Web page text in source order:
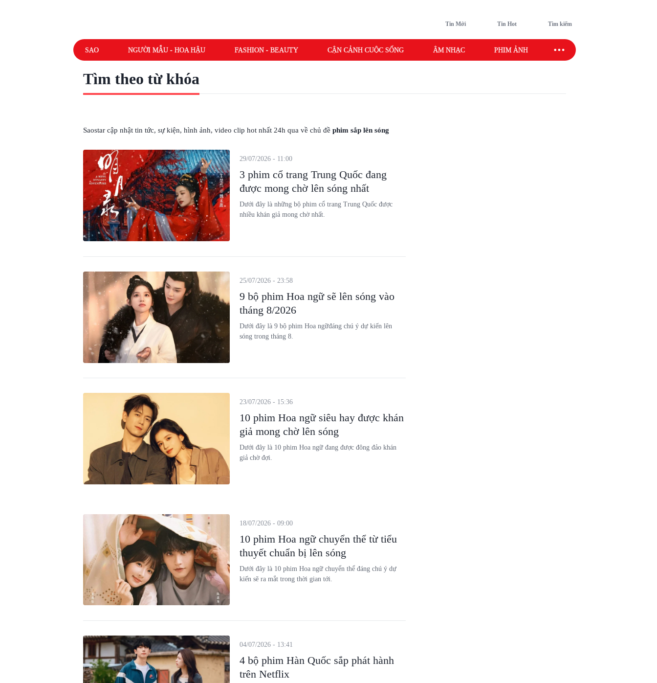
Tin Mới Tin Hot Tìm kiếm
SAO NGƯỜI MẪU - HOA HẬU FASHION - BEAUTY CẬN CẢNH CUỘC SỐNG ÂM NHẠC PHIM ẢNH SAO SPORT
Tìm theo từ khóa
Saostar cập nhật tin tức, sự kiện, hình ảnh, video clip hot nhất 24h qua về chủ đề phim sắp lên sóng
3 phim cổ trang Trung Quốc đang
được mong chờ lên sóng nhất
29/07/2026 - 11:00
Dưới đây là những bộ phim cổ trang Trung Quốc được
nhiều khán giả mong chờ nhất.
9 bộ phim Hoa ngữ sẽ lên sóng vào
tháng 8/2026
25/07/2026 - 23:58
Dưới đây là 9 bộ phim Hoa ngữđáng chú ý dự kiến lên
sóng trong tháng 8.
10 phim Hoa ngữ siêu hay được khán
giả mong chờ lên sóng
23/07/2026 - 15:36
Dưới đây là 10 phim Hoa ngữ đang được đông đảo khán
giả chờ đợi.
10 phim Hoa ngữ chuyển thể từ tiểu
thuyết chuẩn bị lên sóng
18/07/2026 - 09:00
Dưới đây là 10 phim Hoa ngữ chuyển thể đáng chú ý dự
kiến sẽ ra mắt trong thời gian tới.
4 bộ phim Hàn Quốc sắp phát hành
trên Netflix
04/07/2026 - 13:41